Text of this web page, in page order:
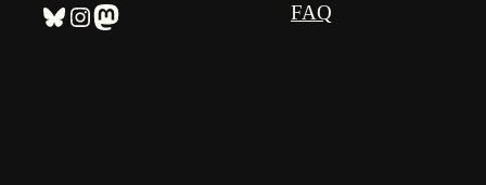
Bluesky Instagram Mastodon
FAQ